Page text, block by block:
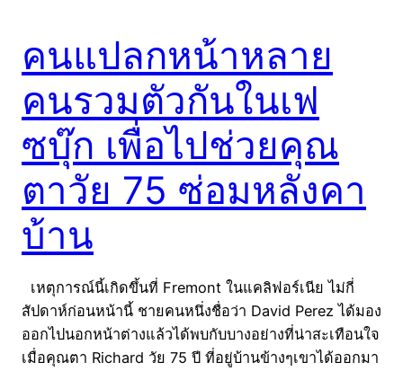
คนแปลกหน้าหลาย
คนรวมตัวกันในเฟ
ซบุ๊ก เพื่อไปช่วยคุณ
ตาวัย 75 ซ่อมหลังคา
บ้าน
เหตุการณ์นี้เกิดขึ้นที่ Fremont ในแคลิฟอร์เนีย ไม่กี่
สัปดาห์ก่อนหน้านี้ ชายคนหนึ่งชื่อว่า David Perez ได้มอง
ออกไปนอกหน้าต่างแล้วได้พบกับบางอย่างที่น่าสะเทือนใจ
เมื่อคุณตา Richard วัย 75 ปี ที่อยู่บ้านข้างๆเขาได้ออกมา